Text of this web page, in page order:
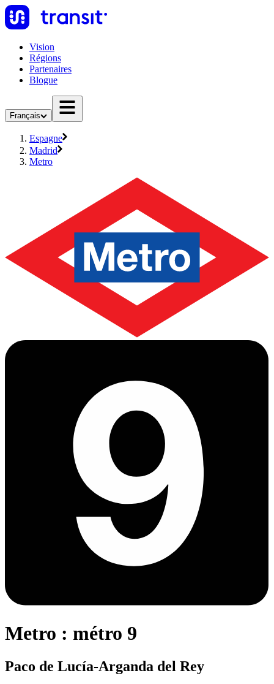
Vision
Régions
Partenaires
Blogue
Français
Espagne
Madrid
Metro
Metro : métro 9
Paco de Lucía-Arganda del Rey